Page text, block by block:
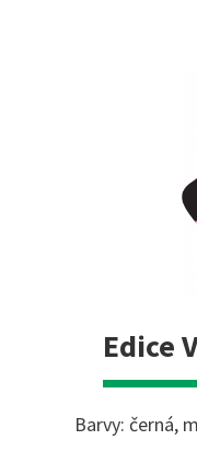
Edice
Barvy: černá,